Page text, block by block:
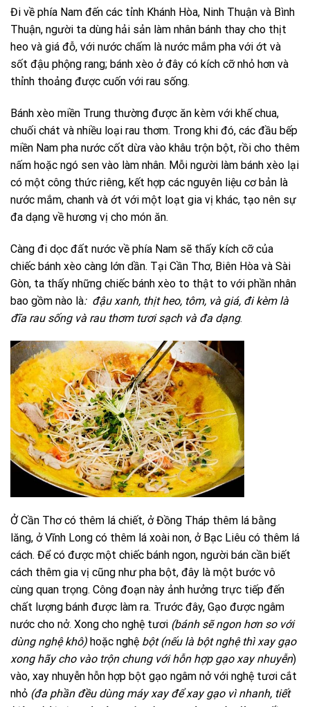
Đi về phía Nam đến các tỉnh Khánh Hòa, Ninh Thuận và Bình
Thuận, người ta dùng hải sản làm nhân bánh thay cho thịt
heo và giá đỗ, với nước chấm là nước mắm pha với ớt và
sốt đậu phộng rang; bánh xèo ở đây có kích cỡ nhỏ hơn và
thỉnh thoảng được cuốn với rau sống.
Bánh xèo miền Trung thường được ăn kèm với khế chua,
chuối chát và nhiều loại rau thơm. Trong khi đó, các đầu bếp
miền Nam pha nước cốt dừa vào khâu trộn bột, rồi cho thêm
nấm hoặc ngó sen vào làm nhân. Mỗi người làm bánh xèo lại
có một công thức riêng, kết hợp các nguyên liệu cơ bản là
nước mắm, chanh và ớt với một loạt gia vị khác, tạo nên sự
đa dạng về hương vị cho món ăn.
Càng đi dọc đất nước về phía Nam sẽ thấy kích cỡ của
chiếc bánh xèo càng lớn dần. Tại Cần Thơ, Biên Hòa và Sài
Gòn, ta thấy những chiếc bánh xèo to thật to với phần nhân
bao gồm nào là: đậu xanh, thịt heo, tôm, và giá, đi kèm là
đĩa rau sống và rau thơm tươi sạch và đa dạng.
Ở Cần Thơ có thêm lá chiết, ở Đồng Tháp thêm lá bằng
lăng, ở Vĩnh Long có thêm lá xoài non, ở Bạc Liêu có thêm lá
cách. Để có được một chiếc bánh ngon, người bán cần biết
cách thêm gia vị cũng như pha bột, đây là một bước vô
cùng quan trọng. Công đoạn này ảnh hưởng trực tiếp đến
chất lượng bánh được làm ra. Trước đây, Gạo được ngâm
nước cho nở. Xong cho nghệ tươi (bánh sẽ ngon hơn so với
dùng nghệ khô) hoặc nghệ bột (nếu là bột nghệ thì xay gạo
xong hãy cho vào trộn chung với hỗn hợp gạo xay nhuyễn)
vào, xay nhuyễn hỗn hợp bột gạo ngâm nở với nghệ tươi cắt
nhỏ (đa phần đều dùng máy xay để xay gạo vì nhanh, tiết